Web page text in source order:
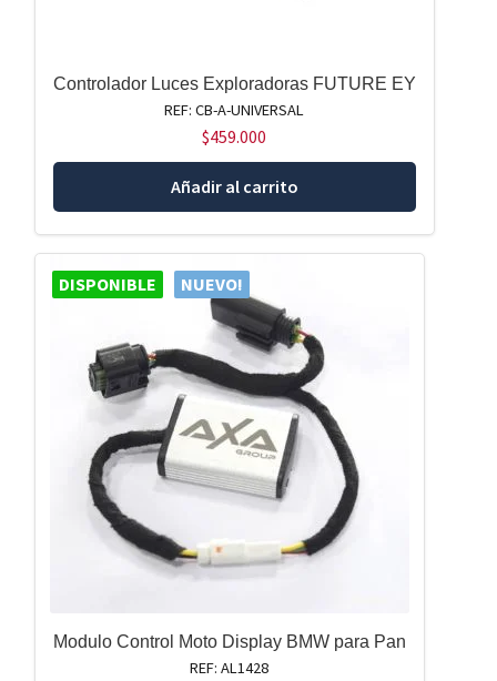
Controlador Luces Exploradoras FUTURE EY
REF: CB-A-UNIVERSAL
$459.000
Añadir al carrito
DISPONIBLE NUEVO!
Modulo Control Moto Display BMW para Pan
REF: AL1428